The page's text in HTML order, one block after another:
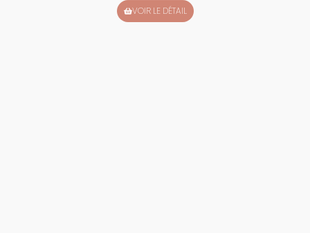
VOIR LE DÉTAIL